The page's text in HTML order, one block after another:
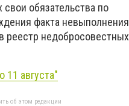
обязательства по
факта невыполнения
реестр недобросовестных
11 августа"
об этом редакции